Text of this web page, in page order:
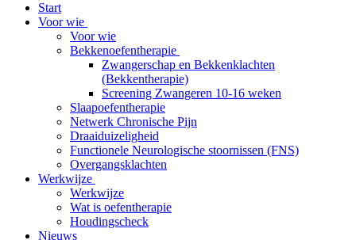
Start
Voor wie
Voor wie
Bekkenoefentherapie
Zwangerschap en Bekkenklachten
(Bekkentherapie)
Screening Zwangeren 10-16 weken
Slaapoefentherapie
Netwerk Chronische Pijn
Draaiduizeligheid
Functionele Neurologische stoornissen (FNS)
Overgangsklachten
Werkwijze
Werkwijze
Wat is oefentherapie
Houdingscheck
Nieuws